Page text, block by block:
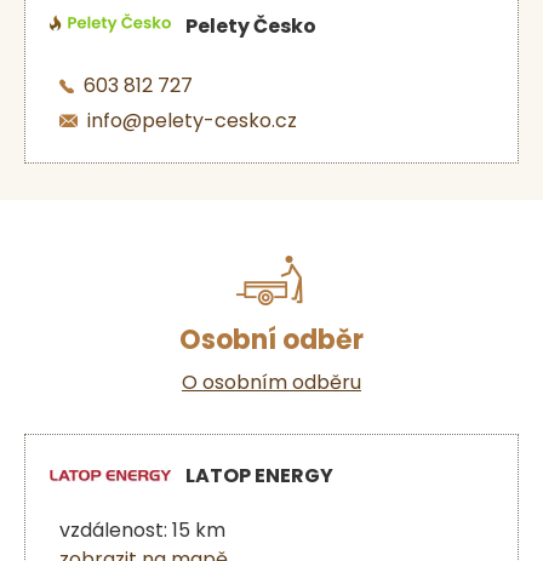
Pelety Česko
603 812 727
info@pelety-cesko.cz
Osobní odběr
O osobním odběru
LATOP ENERGY
vzdálenost: 15 km